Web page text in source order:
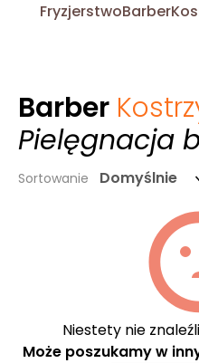
FryzjerstwoBarber
Barber
Pielęgnacja
Sortowanie Domyślnie
Niestety nie
Może poszukamy w